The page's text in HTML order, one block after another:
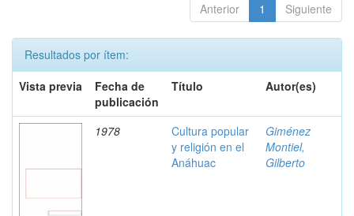
Anterior 1 Siguiente
Resultados por ítem:
Vista previa
Fecha de
publicación
Título Autor(es)
1978
Cultura popular
y religión en el
Anáhuac
Giménez
Montiel,
Gilberto